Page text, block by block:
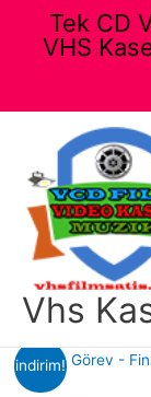
Vhs
indirim!
Tek CD
VHS